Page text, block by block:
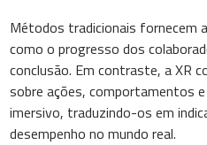
Métodos tradicionais fornecem
como o progresso dos
conclusão. Em contraste, a XR
sobre ações, comportamentos
imersivo, traduzindo-os em
desempenho no mundo real.